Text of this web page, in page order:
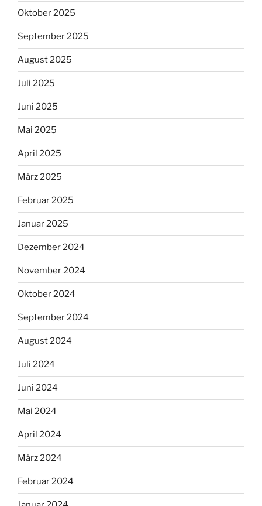
Oktober 2025
September 2025
August 2025
Juli 2025
Juni 2025
Mai 2025
April 2025
März 2025
Februar 2025
Januar 2025
Dezember 2024
November 2024
Oktober 2024
September 2024
August 2024
Juli 2024
Juni 2024
Mai 2024
April 2024
März 2024
Februar 2024